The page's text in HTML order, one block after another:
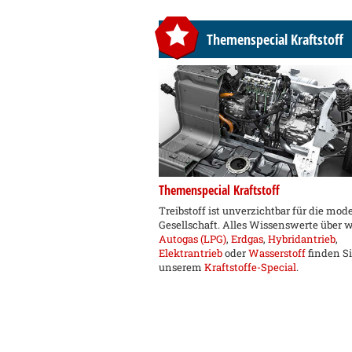
Themenspecial Kraftstoff
Themenspecial Kraftstoff
Treibstoff ist unverzichtbar für die
Gesellschaft. Alles Wissenswerte über
Autogas (LPG), Erdgas, Hybridantrieb,
ElektrantrieboderWasserstofffinden
unserem Kraftstoffe-Special.